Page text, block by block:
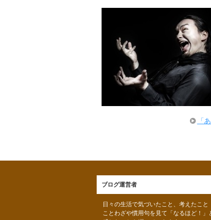
「
ブログ運営者
日々の生活で気づいたこと、考えたこと
ことわざや慣用句を見て「なるほど！」